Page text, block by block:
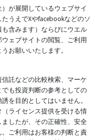
が展開しているウェブサイ
うえでXやfacebookなどのソ
含みます）ならびにウエル
ェブサイトの閲覧、ご利用
お願いいたします。
託などの比較検索、マーケ
も投資判断の参考としての
を目的としてはいません。
ライセンス提供を受ける情
したが、その正確性、安全
ご利用はお客様の判断と責